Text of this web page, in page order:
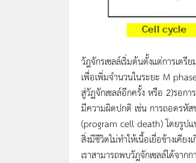
วัฎจักรเซลล์เริ่มต้นตั้งเเต่การเต
เพื่อเพิ่มจำนวนในระยะ M
สู่วัฏจักเซลล์อีกครั้ง หรือ 2)รอกา
มีความผิดปกติ เช่น การถอดรหัสข
(program cell death) โดยรูปแ
สิ่งมีชีวิตไม่ทำให้เนื้อเยื่อข้างเคียง
เราสามารถพบวัฎจักเซลล์ได้จาก